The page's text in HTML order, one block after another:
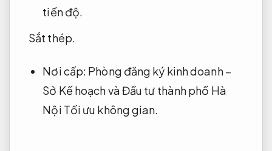
tiến độ.
Sắt thép.
Nơi cấp: Phòng đăng ký kinh doanh –
Sở Kế hoạch và Đầu tư thành phố Hà
Nội Tối ưu không gian.